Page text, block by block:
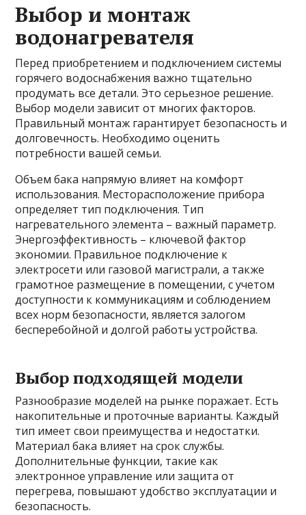
Выбор и монтаж
водонагревателя
Перед приобретением и подключением системы
горячего водоснабжения важно тщательно
продумать все детали. Это серьезное решение.
Выбор модели зависит от многих факторов.
Правильный монтаж гарантирует безопасность и
долговечность. Необходимо оценить
потребности вашей семьи.
Объем бака напрямую влияет на комфорт
использования. Месторасположение прибора
определяет тип подключения. Тип
нагревательного элемента – важный параметр.
Энергоэффективность – ключевой фактор
экономии. Правильное подключение к
электросети или газовой магистрали, а также
грамотное размещение в помещении, с учетом
доступности к коммуникациям и соблюдением
всех норм безопасности, является залогом
бесперебойной и долгой работы устройства.
Выбор подходящей модели
Разнообразие моделей на рынке поражает. Есть
накопительные и проточные варианты. Каждый
тип имеет свои преимущества и недостатки.
Материал бака влияет на срок службы.
Дополнительные функции, такие как
электронное управление или защита от
перегрева, повышают удобство эксплуатации и
безопасность.